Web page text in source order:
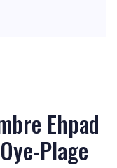
Ehpad
Plage